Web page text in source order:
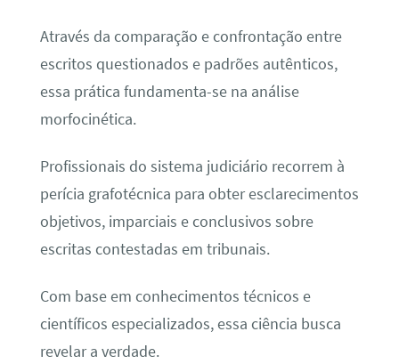
Através da comparação e confrontação entre
escritos questionados e padrões autênticos,
essa prática fundamenta-se na análise
morfocinética.
Profissionais do sistema judiciário recorrem à
perícia grafotécnica para obter esclarecimentos
objetivos, imparciais e conclusivos sobre
escritas contestadas em tribunais.
Com base em conhecimentos técnicos e
científicos especializados, essa ciência busca
revelar a verdade.